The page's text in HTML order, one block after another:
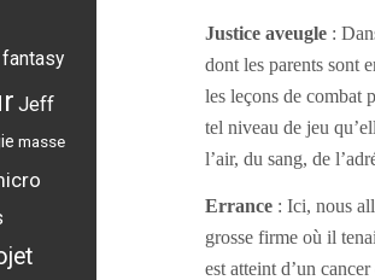
fantasy
Jeff
masse
Justice aveugle :
dont les parents sont
les leçons de combat
tel niveau de jeu
l’air, du sang, de
Errance : Ici, nous
grosse firme où il
est atteint d’un